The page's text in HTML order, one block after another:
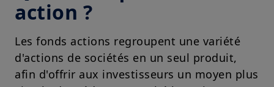
action ?
Les fonds actions regroupent une variété
d'actions de sociétés en un seul produit,
afin d'offrir aux investisseurs un moyen plus